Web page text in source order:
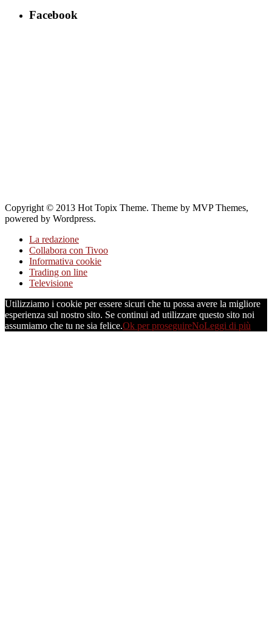
Facebook
Copyright © 2013 Hot Topix Theme. Theme by MVP Themes,
powered by Wordpress.
La redazione
Collabora con Tivoo
Informativa cookie
Trading on line
Televisione
Utilizziamo i cookie per essere sicuri che tu possa avere la migliore
esperienza sul nostro sito. Se continui ad utilizzare questo sito noi
assumiamo che tu ne sia felice.Ok per proseguireNoLeggi di più